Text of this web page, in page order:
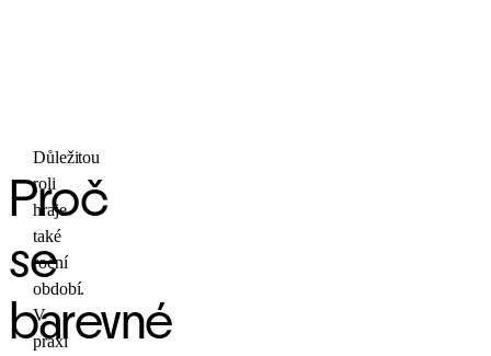
Proč
se
barevné
Důležitou
roli
hraje
také
roční
období.
V
praxi